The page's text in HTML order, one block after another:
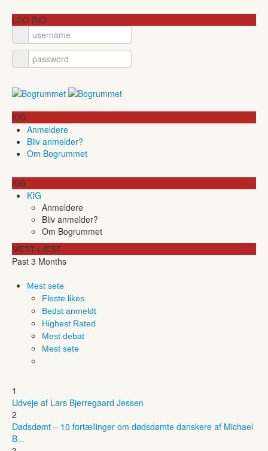
LOG IND
KIG
Anmeldere
Bliv anmelder?
Om Bogrummet
KIG
KIG
Anmeldere
Bliv anmelder?
Om Bogrummet
MEST LÆST
Past 3 Months
Mest sete
Fleste likes
Bedst anmeldt
Highest Rated
Mest debat
Mest sete
1
Udveje af Lars Bjerregaard Jessen
2
Dødsdømt – 10 fortællinger om dødsdømte danskere af Michael
B...